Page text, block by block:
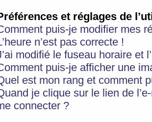
et réglages de
puis-je modifier mes
n’est pas correcte !
modifié le fuseau horaire et
puis-je afficher une
est mon rang et comment
je clique sur le lien de
connecter ?